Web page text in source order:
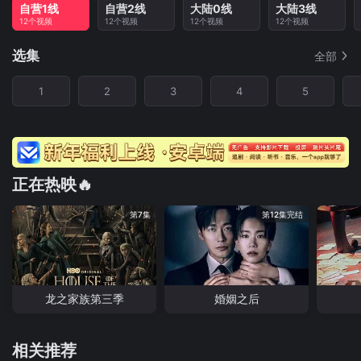
自营1线
12个视频
自营2线
12个视频
大陆0线
12个视频
大陆3线
12个视频
选集 全部
1 2 3 4 5
正在热映🔥
第7集
龙之家族第三季
第12集完结
婚姻之后
相关推荐